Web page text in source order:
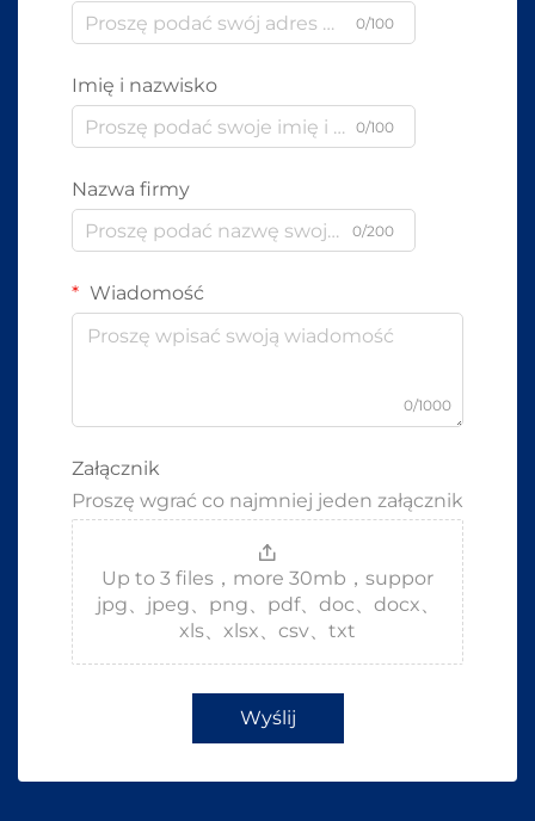
0/100
Imię i nazwisko
0/100
Nazwa firmy
0/200
Wiadomość
0/1000
Załącznik
Proszę wgrać co najmniej jeden załącznik
Up to 3 files，more 30mb，suppor
jpg、jpeg、png、pdf、doc、docx、
xls、xlsx、csv、txt
Wyślij